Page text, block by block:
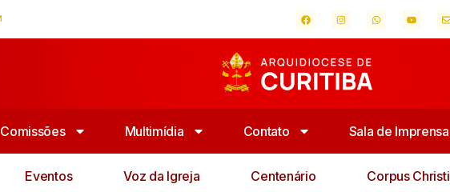
Comissões Multimídia Contato Sala de Imprensa
Eventos Voz da Igreja Centenário Corpus Christi